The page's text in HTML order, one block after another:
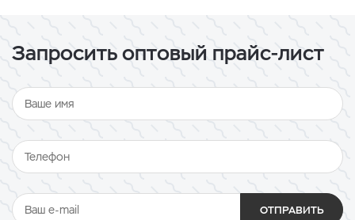
Запросить оптовый прайс-лист
ОТПРАВИТЬ